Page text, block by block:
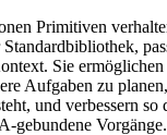
Primitiven
Sie ermöglichen
Aufgaben zu
und verbessern so
gebundene Vorgänge.